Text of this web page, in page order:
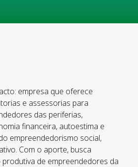
empresa que oferece
e assessorias para
das periferias,
financeira, autoestima e
empreendedorismo social,
Com o aporte, busca
de empreendedores da